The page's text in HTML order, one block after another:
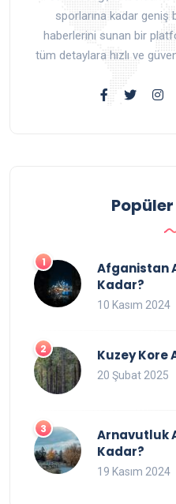
sporlarına kadar geniş
haberlerini sunan bir
tüm detaylara hızlı ve
Afganistan
Kadar?
10 Kasım 2024
Kuzey Kore
20 Şubat 2025
Arnavutluk
Kadar?
19 Kasım 2024